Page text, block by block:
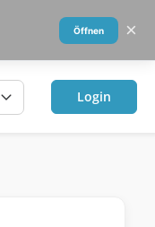
Login
Öffnen ×